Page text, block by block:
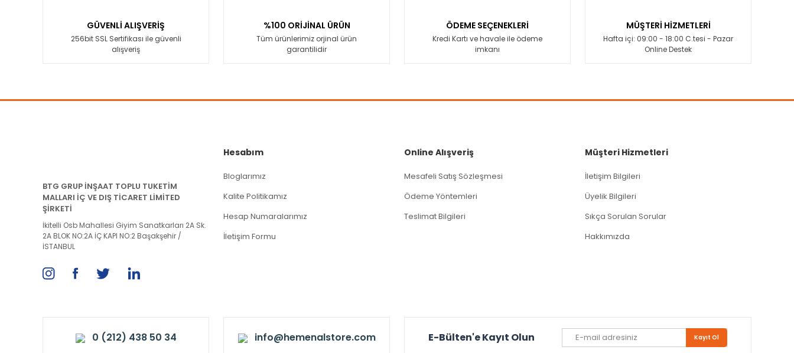
Ürün bilgilerinde hatalar bulunuyor.
Ürün fiyatı diğer sitelerden daha pahalı.
GÜVENLİ ALIŞVERİŞ
256bit SSL Sertifikası ile güvenli
alışveriş
%100 ORİJİNAL ÜRÜN
Tüm ürünlerimiz orjinal ürün
garantilidir
ÖDEME SEÇENEKLERİ
Kredi Kartı ve havale ile ödeme
imkanı
MÜŞTERİ HİZMETLERİ
Hafta içi: 09:00 - 18:00 C.tesi - Pazar
Online Destek
BTG GRUP İNŞAAT TOPLU TUKETİM
MALLARI İÇ VE DIŞ TİCARET LİMİTED
ŞİRKETİ
İkitelli Osb Mahallesi Giyim Sanatkarları 2A Sk.
2A BLOK NO:2A İÇ KAPI NO:2 Başakşehir /
İSTANBUL
Hesabım
Bloglarımız
Kalite Politikamız
Hesap Numaralarımız
İletişim Formu
Online Alışveriş
Mesafeli Satış Sözleşmesi
Ödeme Yöntemleri
Teslimat Bilgileri
Müşteri Hizmetleri
İletişim Bilgileri
Üyelik Bilgileri
Sıkça Sorulan Sorular
Hakkımızda
0 (212) 438 50 34 info@hemenalstore.com E-Bülten'e Kayıt Olun Kayıt Ol